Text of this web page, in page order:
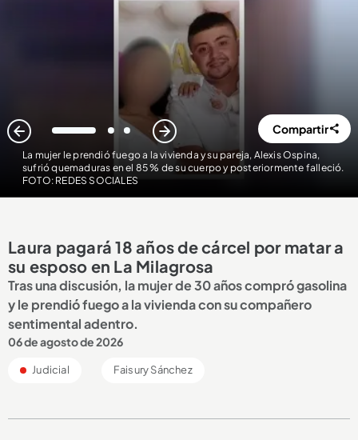
La mujer le prendió fuego a la vivienda y su pareja, Alexis Ospina,
sufrió quemaduras en el 85 % de su cuerpo y posteriormente falleció.
FOTO: REDES SOCIALES
1 2 3 Compartir
Laura pagará 18 años de cárcel por matar a
su esposo en La Milagrosa
Tras una discusión, la mujer de 30 años compró gasolina
y le prendió fuego a la vivienda con su compañero
sentimental adentro.
06 de agosto de 2026
Judicial Faisury Sánchez